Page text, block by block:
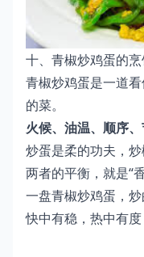
十、青椒炒鸡蛋的
青椒炒鸡蛋是一道
的菜。
火候、油温、顺序
炒蛋是柔的功夫，炒
两者的平衡，就是“
一盘青椒炒鸡蛋，炒
快中有稳，热中有度